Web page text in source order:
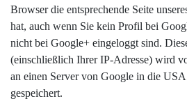
Browser die entsprechende Seite
hat, auch wenn Sie kein Profil bei
nicht bei Google+ eingeloggt sind.
(einschließlich Ihrer IP-Adresse) wird
an einen Server von Google in die
gespeichert.